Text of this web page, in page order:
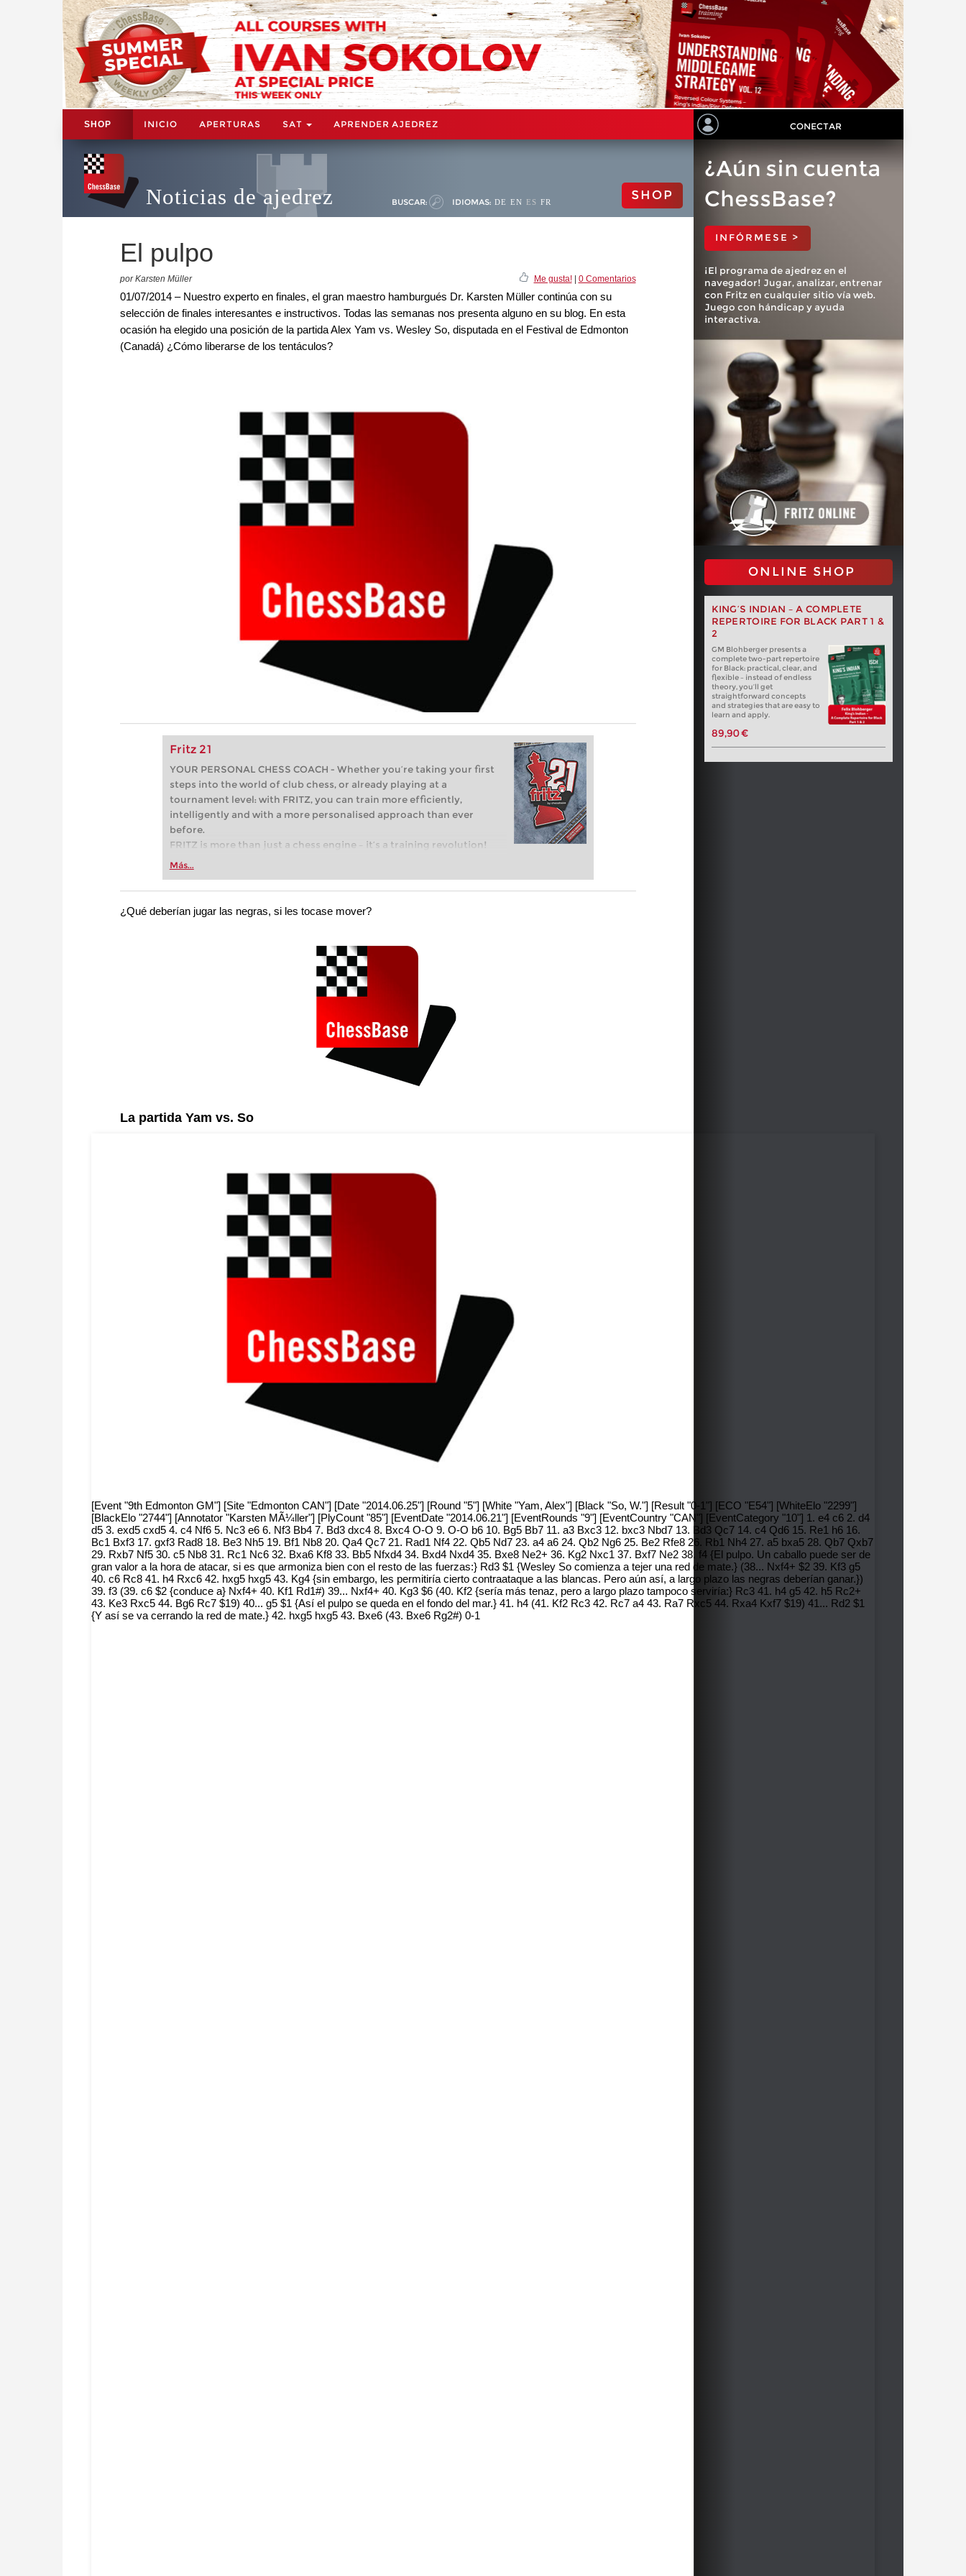
SHOP INICIO APERTURAS SAT APRENDER AJEDREZ CONECTAR
Noticias de ajedrez BUSCAR: IDIOMAS: DE EN ES FR SHOP
El pulpo
por Karsten Müller Me gusta!| 0 Comentarios
01/07/2014 – Nuestro experto en finales, el gran maestro hamburgués Dr. Karsten Müller continúa con su
selección de finales interesantes e instructivos. Todas las semanas nos presenta alguno en su blog. En esta
ocasión ha elegido una posición de la partida Alex Yam vs. Wesley So, disputada en el Festival de Edmonton
(Canadá) ¿Cómo liberarse de los tentáculos?
Fritz 21
YOUR PERSONAL CHESS COACH - Whether you’re taking your first
steps into the world of club chess, or already playing at a
tournament level: with FRITZ, you can train more efficiently,
intelligently and with a more personalised approach than ever
before.
FRITZ is more than just a chess engine – it’s a training revolution!
Whether you’re taking your first steps into the world of club chess,
more efficiently, intelligently and with a more personalised
approach than ever before.
Más...
¿Aún sin cuenta
ChessBase?
INFÓRMESE >
¡El programa de ajedrez en el
navegador! Jugar, analizar, entrenar
con Fritz en cualquier sitio vía web.
Juego con hándicap y ayuda
interactiva.
ONLINE SHOP
KING’S INDIAN – A COMPLETE
REPERTOIRE FOR BLACK PART 1 &
2
GM Blohberger presents a
complete two-part repertoire
for Black: practical, clear, and
flexible – instead of endless
theory, you’ll get
straightforward concepts
and strategies that are easy to
learn and apply.
89,90 €
¿Qué deberían jugar las negras, si les tocase mover?
La partida Yam vs. So
[Event "9th Edmonton GM"] [Site "Edmonton CAN"] [Date "2014.06.25"] [Round "5"] [White "Yam, Alex"] [Black "So, W."] [Result "0-1"] [ECO "E54"] [WhiteElo "2299"]
[BlackElo "2744"] [Annotator "Karsten MÃ¼ller"] [PlyCount "85"] [EventDate "2014.06.21"] [EventRounds "9"] [EventCountry "CAN"] [EventCategory "10"] 1. e4 c6 2. d4
d5 3. exd5 cxd5 4. c4 Nf6 5. Nc3 e6 6. Nf3 Bb4 7. Bd3 dxc4 8. Bxc4 O-O 9. O-O b6 10. Bg5 Bb7 11. a3 Bxc3 12. bxc3 Nbd7 13. Bd3 Qc7 14. c4 Qd6 15. Re1 h6 16.
Bc1 Bxf3 17. gxf3 Rad8 18. Be3 Nh5 19. Bf1 Nb8 20. Qa4 Qc7 21. Rad1 Nf4 22. Qb5 Nd7 23. a4 a6 24. Qb2 Ng6 25. Be2 Rfe8 26. Rb1 Nh4 27. a5 bxa5 28. Qb7 Qxb7
29. Rxb7 Nf5 30. c5 Nb8 31. Rc1 Nc6 32. Bxa6 Kf8 33. Bb5 Nfxd4 34. Bxd4 Nxd4 35. Bxe8 Ne2+ 36. Kg2 Nxc1 37. Bxf7 Ne2 38. f4 {El pulpo. Un caballo puede ser de
gran valor a la hora de atacar, si es que armoniza bien con el resto de las fuerzas:} Rd3 $1 {Wesley So comienza a tejer una red de mate.} (38... Nxf4+ $2 39. Kf3 g5
40. c6 Rc8 41. h4 Rxc6 42. hxg5 hxg5 43. Kg4 {sin embargo, les permitiría cierto contraataque a las blancas. Pero aún así, a largo plazo las negras deberían ganar.})
39. f3 (39. c6 $2 {conduce a} Nxf4+ 40. Kf1 Rd1#) 39... Nxf4+ 40. Kg3 $6 (40. Kf2 {sería más tenaz, pero a largo plazo tampoco serviría:} Rc3 41. h4 g5 42. h5 Rc2+
43. Ke3 Rxc5 44. Bg6 Rc7 $19) 40... g5 $1 {Así el pulpo se queda en el fondo del mar.} 41. h4 (41. Kf2 Rc3 42. Rc7 a4 43. Ra7 Rxc5 44. Rxa4 Kxf7 $19) 41... Rd2 $1
{Y así se va cerrando la red de mate.} 42. hxg5 hxg5 43. Bxe6 (43. Bxe6 Rg2#) 0-1